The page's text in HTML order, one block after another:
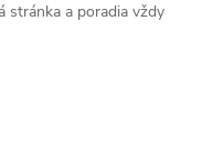
stránka a poradia vždy